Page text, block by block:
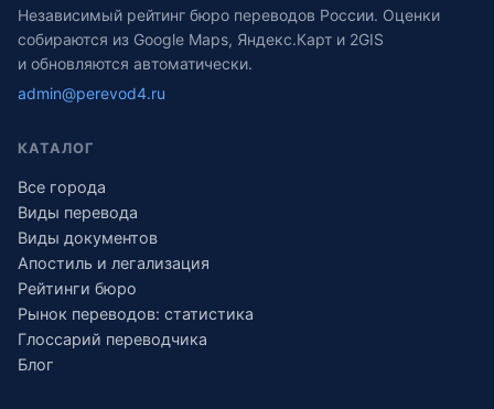
Независимый рейтинг бюро переводов России. Оценки
собираются из Google Maps, Яндекс.Карт и 2GIS
и обновляются автоматически.
admin@perevod4.ru
КАТАЛОГ
Все города
Виды перевода
Виды документов
Апостиль и легализация
Рейтинги бюро
Рынок переводов: статистика
Глоссарий переводчика
Блог